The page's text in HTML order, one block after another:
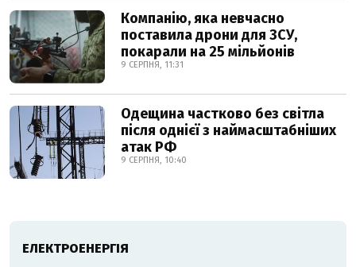
Компанію, яка невчасно
поставила дрони для ЗСУ,
покарали на 25 мільйонів
9 СЕРПНЯ, 11:31
Одещина частково без світла
після однієї з наймасштабніших
атак РФ
9 СЕРПНЯ, 10:40
ЕЛЕКТРОЕНЕРГІЯ